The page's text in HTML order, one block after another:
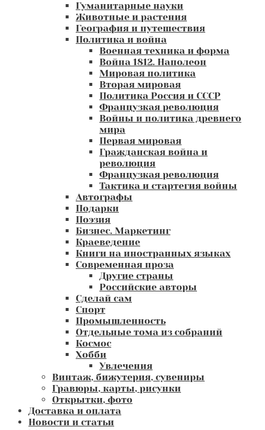
Гуманитарные науки
Животные и растения
География и путешествия
Политика и война
Военная техника и форма
Война 1812. Наполеон
Мировая политика
Вторая мировая
Политика Россия и СССР
Французкая революция
Войны и политика древнего
мира
Первая мировая
Гражданская война и
революция
Французкая революция
Тактика и стартегия войны
Автографы
Подарки
Поэзия
Бизнес. Маркетинг
Краеведение
Книги на иностранных языках
Современная проза
Другие страны
Российские авторы
Сделай сам
Спорт
Промышленность
Отдельные тома из собраний
Космос
Хобби
Увлечения
Винтаж, бижутерия, сувениры
Гравюры, карты, рисунки
Открытки, фото
Доставка и оплата
Новости и статьи